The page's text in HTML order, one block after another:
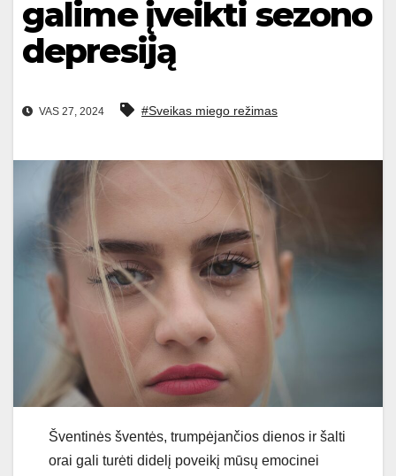
galime įveikti sezono
depresiją
VAS 27, 2024 #Sveikas miego režimas
Šventinės šventės, trumpėjančios dienos ir šalti
orai gali turėti didelį poveikį mūsų emocinei